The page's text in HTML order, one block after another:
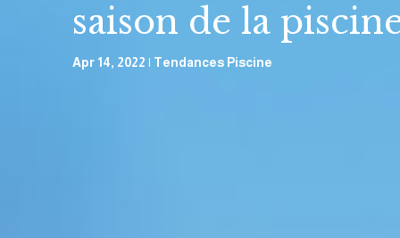
saison de la
Apr 14, 2022 Tendances Piscine